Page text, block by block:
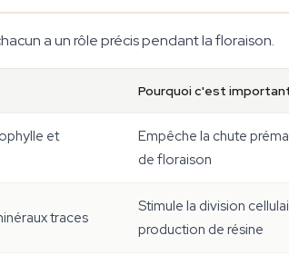
a un rôle précis pendant la floraison.
Pourquoi c'est
et
Empêche la chute
de floraison
traces
Stimule la division
production de résine